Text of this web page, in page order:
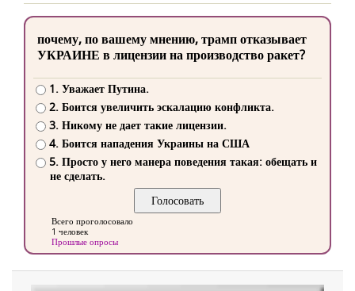
почему, по вашему мнению, трамп отказывает
УКРАИНЕ в лицензии на производство ракет?
1. Уважает Путина.
2. Боится увеличить эскалацию конфликта.
3. Никому не дает такие лицензии.
4. Боится нападения Украины на США
5. Просто у него манера поведения такая: обещать и
не сделать.
Всего проголосовало
1 человек
Прошлые опросы